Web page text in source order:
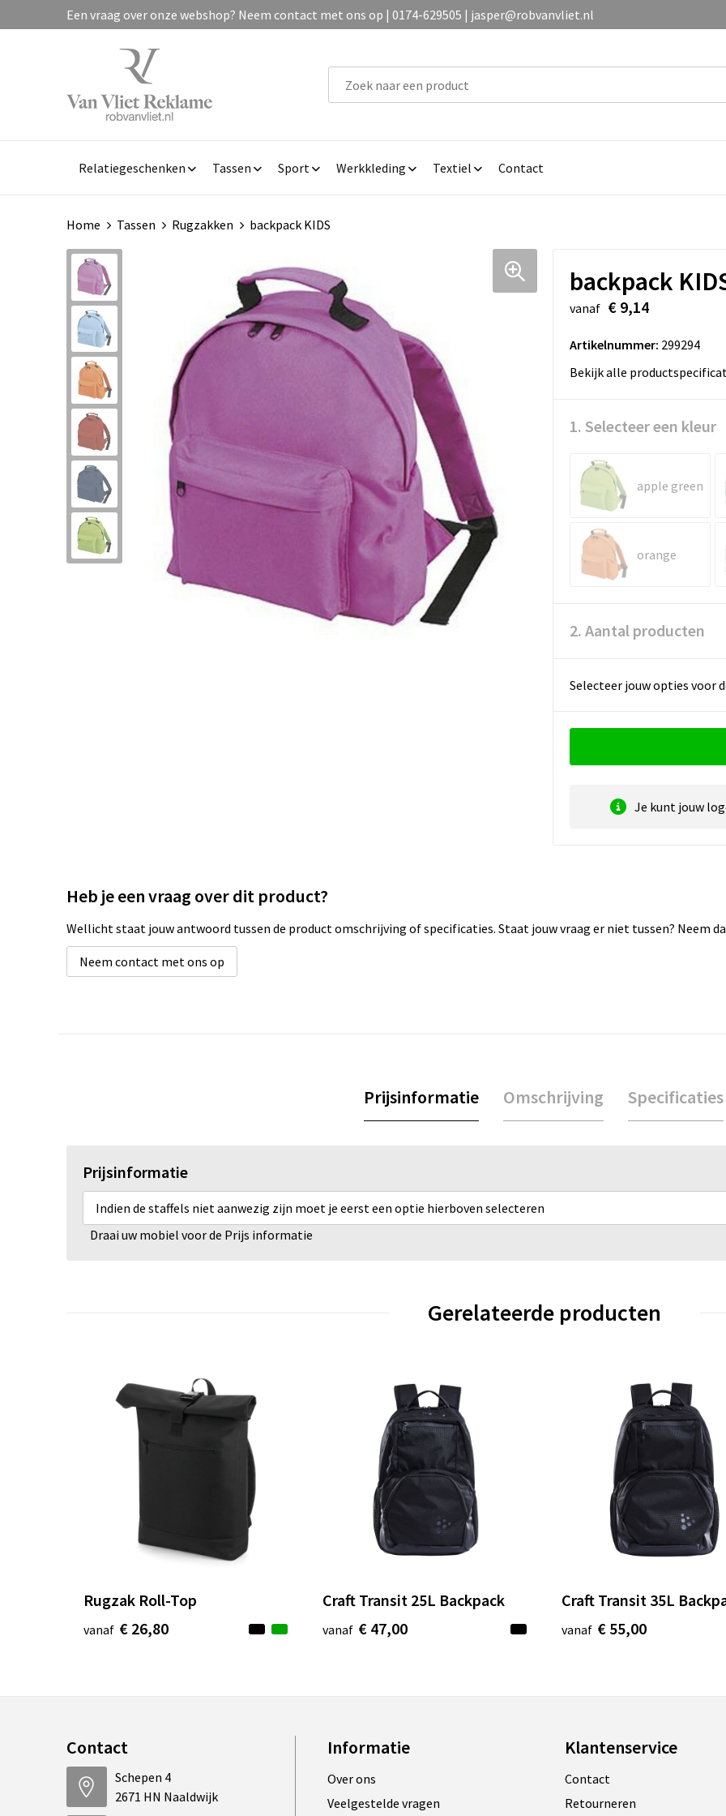
Een vraag over onze webshop? Neem contact met ons op | 0174-629505 | jasper@robvanvliet.nl
Relatiegeschenken Tassen Sport Werkkleding Textiel Contact
Home Tassen Rugzakken backpack KIDS
backpack
vanaf € 9,14
Artikelnummer: 299294
Bekijk alle
1. Selecteer een kleur
apple green
orange
2. Aantal producten
Selecteer jouw opties voor
Je kunt jouw
Heb je een vraag over dit product?
Wellicht staat jouw antwoord tussen de product omschrijving of specificaties. Staat jouw vraag er niet tussen? Neem
Neem contact met ons op
Prijsinformatie Omschrijving Specificaties
Prijsinformatie
Indien de staffels niet aanwezig zijn moet je eerst een optie hierboven selecteren
Draai uw mobiel voor de Prijs informatie
Gerelateerde producten
Rugzak Roll-Top
vanaf € 26,80
Craft Transit 25L Backpack
vanaf € 47,00
Craft Transit 35L
vanaf € 55,00
Contact
Schepen 4
2671 HN Naaldwijk
Informatie
Over ons
Veelgestelde vragen
Klantenservice
Contact
Retourneren